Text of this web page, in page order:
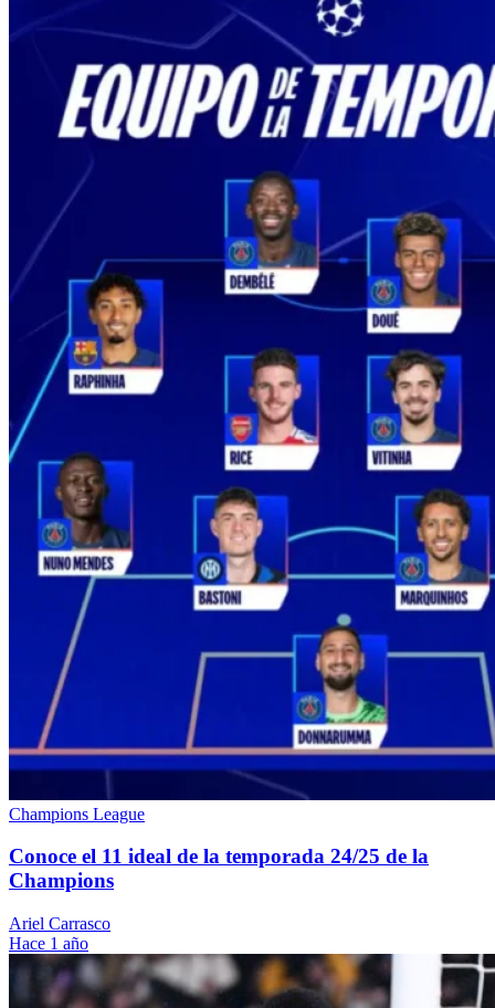
Champions League
Conoce el 11 ideal de la temporada 24/25 de la
Champions
Ariel Carrasco
Hace 1 año